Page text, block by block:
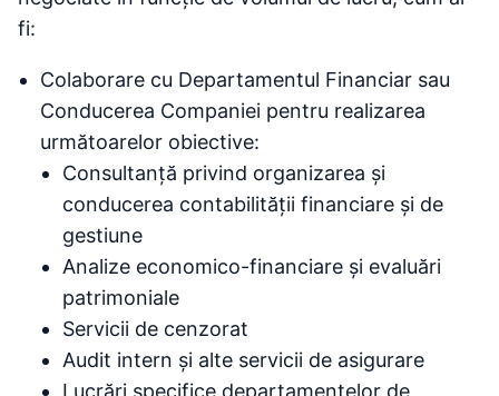
fi:
Colaborare cu Departamentul Financiar sau
Conducerea Companiei pentru realizarea
următoarelor obiective:
Consultanță privind organizarea și
conducerea contabilității financiare și de
gestiune
Analize economico-financiare și evaluări
patrimoniale
Servicii de cenzorat
Audit intern și alte servicii de asigurare
Lucrări specifice departamentelor de